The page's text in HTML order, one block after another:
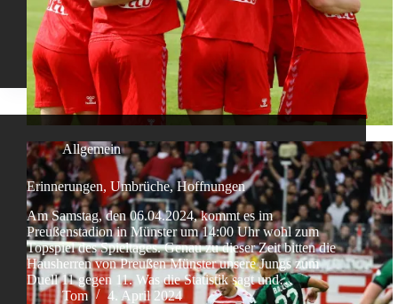
Allgemein
Erinnerungen, Umbrüche, Hoffnungen
Am Samstag, den 06.04.2024, kommt es im
Preußenstadion in Münster um 14:00 Uhr wohl zum
Topspiel des Spieltages. Genau zu dieser Zeit bitten die
Hausherren von Preußen Münster unsere Jungs zum
Duell 11 gegen 11. Was die Statistik sagt und…
Tom
4. April 2024